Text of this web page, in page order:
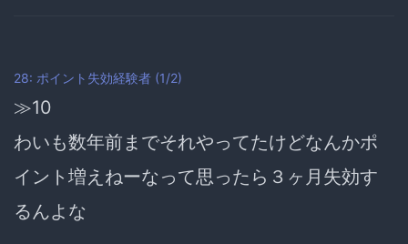
28: ポイント失効経験者 (1/2)
≫10
わいも数年前までそれやってたけどなんかポ
イント増えねーなって思ったら３ヶ月失効す
るんよな